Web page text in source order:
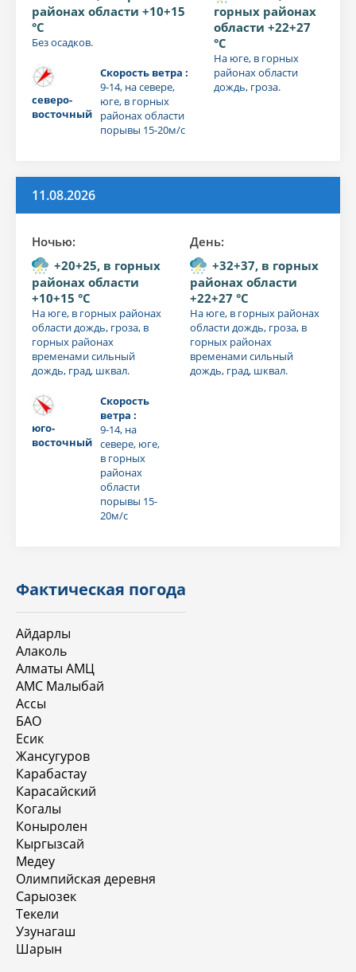
районах области +10+15
°C
Без осадков.
северо-
восточный
Скорость ветра :
9-14, на севере,
юге, в горных
районах области
порывы 15-20м/с
горных районах
области +22+27
°C
На юге, в горных
районах области
дождь, гроза.
11.08.2026
Ночью:
+20+25, в горных
районах области
+10+15 °C
На юге, в горных районах
области дождь, гроза, в
горных районах
временами сильный
дождь, град, шквал.
юго-
восточный
Скорость
ветра :
9-14, на
севере, юге,
в горных
районах
области
порывы 15-
20м/с
День:
+32+37, в горных
районах области
+22+27 °C
На юге, в горных районах
области дождь, гроза, в
горных районах
временами сильный
дождь, град, шквал.
Фактическая погода
Айдарлы
Алаколь
Алматы АМЦ
АМС Малыбай
Ассы
БАО
Есик
Жансугуров
Карабастау
Карасайский
Когалы
Коныролен
Кыргызсай
Медеу
Олимпийская деревня
Сарыозек
Текели
Узунагаш
Шарын